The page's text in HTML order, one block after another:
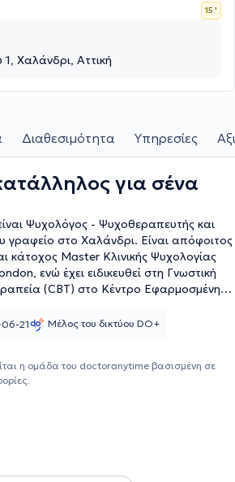
15 '
Χαλάνδρι, Αττική
Διαθεσιμότητα Υπηρεσίες
για σένα
Ψυχολόγος - Ψυχοθεραπευτής και
γραφείο στο Χαλάνδρι. Είναι απόφοιτος
ενώ έχει ειδικευθεί στη Γνωστική
(CBT) στο Κέντρο Εφαρμοσμένης
Alzheimer στο Μαρούσι και έχει
άτομα με αυτισμό ιδιωτικά και εργάζεται
ΠΕΣΟΨΥ στο Βύρωνα για άτομα με
21 Μέλος του δικτύου DO+
η ομάδα του doctoranytime βασισμένη σε